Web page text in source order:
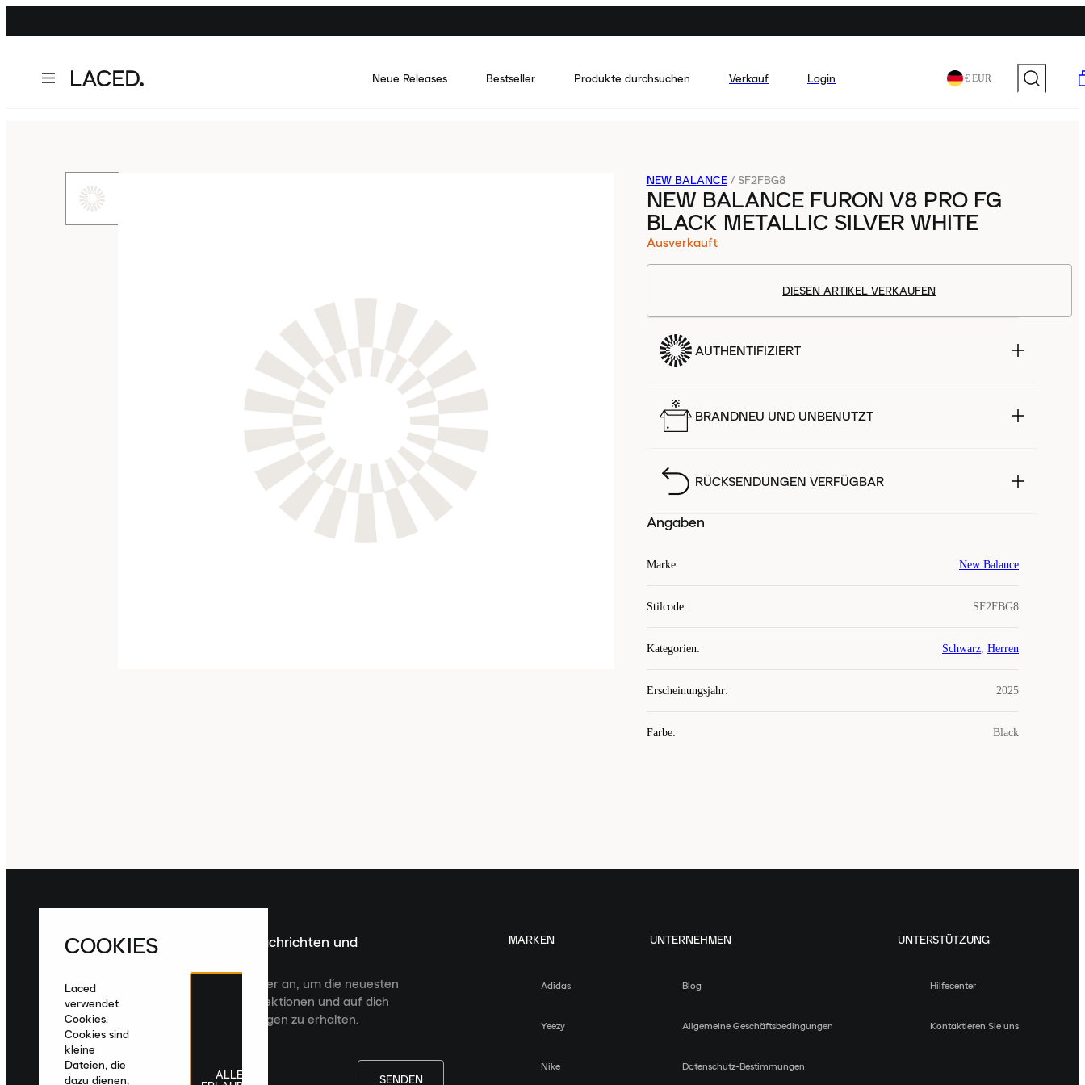
Neue Releases Bestseller Produkte durchsuchen Verkauf Login € EUR
NEW BALANCE / SF2FBG8
NEW BALANCE FURON V8 PRO FG
BLACK METALLIC SILVER WHITE
Ausverkauft
DIESEN ARTIKEL VERKAUFEN
AUTHENTIFIZIERT
BRANDNEU UND UNBENUTZT
RÜCKSENDUNGEN VERFÜGBAR
Angaben
Marke: New Balance
Stilcode: SF2FBG8
Kategorien: Schwarz, Herren
Erscheinungsjahr: 2025
Farbe: Black
Melde dich für die neuesten Nachrichten und
Veröffentlichungen an
Melde dich für den Laced Newsletter an, um die neuesten
Veröffentlichungen, kuratierte Kollektionen und auf dich
zugeschnittene Produktempfehlungen zu erhalten.
SENDEN
MARKEN
Adidas
Yeezy
Nike
UNTERNEHMEN
Blog
Allgemeine Geschäftsbedingungen
Datenschutz-Bestimmungen
UNTERSTÜTZUNG
Hilfecenter
Kontaktieren Sie uns
COOKIES
Laced
verwendet
Cookies.
Cookies sind
kleine
Dateien, die
dazu dienen,
ALLE